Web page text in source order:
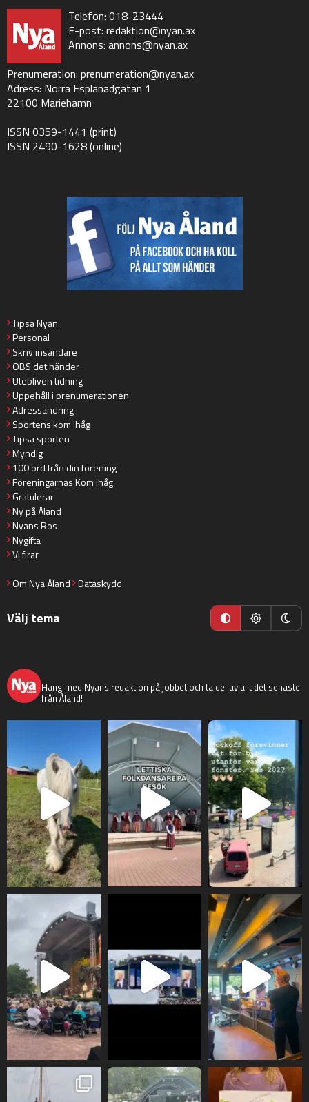
Telefon: 018-23444
E-post: redaktion@nyan.ax
Annons: annons@nyan.ax
Prenumeration: prenumeration@nyan.ax
Adress: Norra Esplanadgatan 1
22100 Mariehamn
ISSN 0359-1441 (print)
ISSN 2490-1628 (online)
Tipsa Nyan
Personal
Skriv insändare
OBS det händer
Utebliven tidning
Uppehåll i prenumerationen
Adressändring
Sportens kom ihåg
Tipsa sporten
Myndig
100 ord från din förening
Föreningarnas Kom ihåg
Gratulerar
Ny på Åland
Nyans Ros
Nygifta
Vi firar
Om Nya Åland Dataskydd
Välj tema
Häng med Nyans redaktion på jobbet och ta del av allt det senaste
från Åland!